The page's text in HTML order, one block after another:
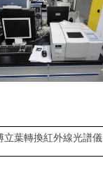
立葉轉換紅外線光譜儀